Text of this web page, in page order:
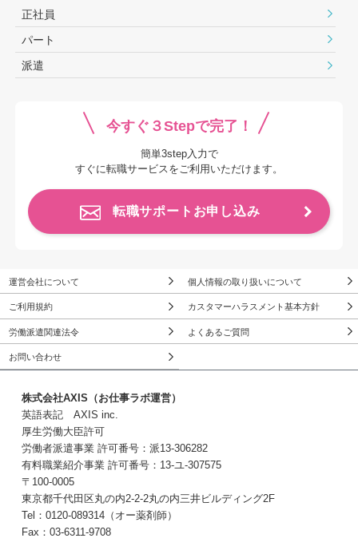
正社員
パート
派遣
今すぐ３Stepで完了！
簡単3step入力で
すぐに転職サービスをご利用いただけます。
転職サポートお申し込み
運営会社について 個人情報の取り扱いについて
ご利用規約 カスタマーハラスメント基本方針
労働派遣関連法令 よくあるご質問
お問い合わせ
株式会社AXIS（お仕事ラボ運営）
英語表記 AXIS inc.
厚生労働大臣許可
労働者派遣事業 許可番号：派13-306282
有料職業紹介事業 許可番号：13-ユ-307575
〒100-0005
東京都千代田区丸の内2-2-2丸の内三井ビルディング2F
Tel：0120-089314（オー薬剤師）
Fax：03-6311-9708